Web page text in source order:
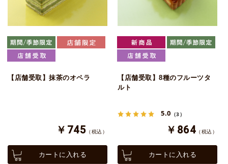
【店舗受取】抹茶のオペラ
￥745 （税込）
カートに入れる
【店舗受取】8種のフルーツタ
ルト
5.0 （3）
￥864 （税込）
カートに入れる